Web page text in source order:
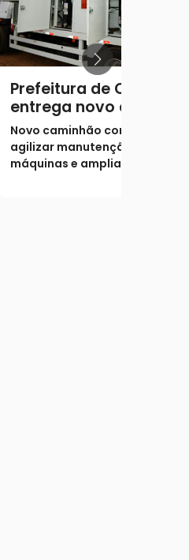
Prefeitura de Catalão
entrega novo caminhão
comboio
Novo caminhão comboio vai
agilizar manutenção de
máquinas e ampliar